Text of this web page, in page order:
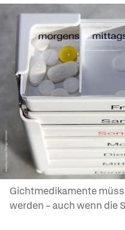
Gichtmedikamente
werden – auch wenn die